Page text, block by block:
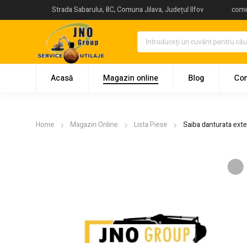
Strada Sabarului, 8C, Comuna Jilava, Județul Ilfov
Acasă Magazin online Blog
Home Magazin Online Lista Piese Saiba danturata